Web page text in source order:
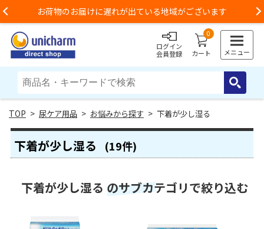
Previousお荷物のお届けに遅れが出ている地域がございます
ログイン
会員登録
0
カート メニュー
> 尿ケア用品 > お悩みから探す > 下着が少し湿る
下着が少し湿る (19件)
下着が少し湿る のサブカテゴリで絞り込む